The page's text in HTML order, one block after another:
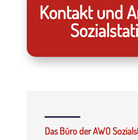
Kontakt und
Das Büro der AWO